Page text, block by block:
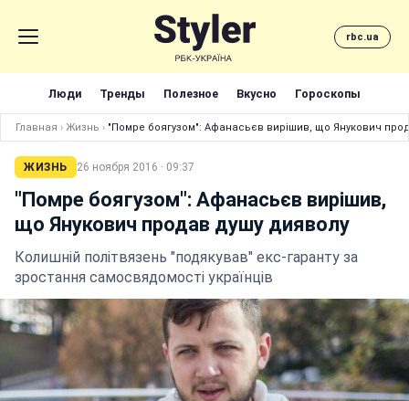
rbc.ua
Люди Тренды Полезное Вкусно Гороскопы
Главная › Жизнь › "Помре боягузом": Афанасьєв вирішив, що Янукович
ЖИЗНЬ 26 ноября 2016 · 09:37
"Помре боягузом": Афанасьєв вирішив,
що Янукович продав душу дияволу
Колишній політвязень "подякував" екс-гаранту за
зростання самосвядомості українців